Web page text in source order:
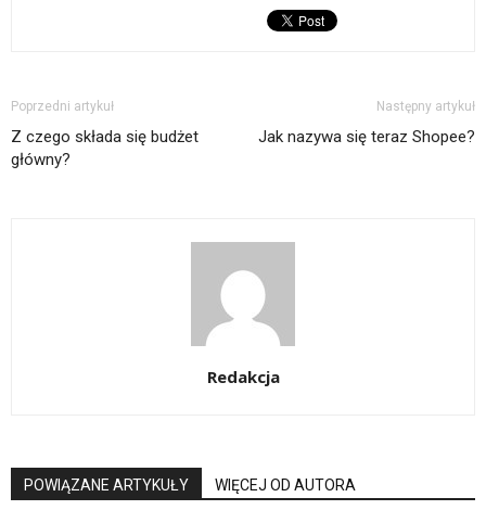
Poprzedni artykuł
Z czego składa się budżet
główny?
Następny artykuł
Jak nazywa się teraz Shopee?
Redakcja
POWIĄZANE ARTYKUŁY WIĘCEJ OD AUTORA